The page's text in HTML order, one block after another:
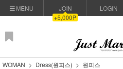
MENU
JOIN
+5,000P
LOGIN
WOMAN Dress(원피스) 원피스